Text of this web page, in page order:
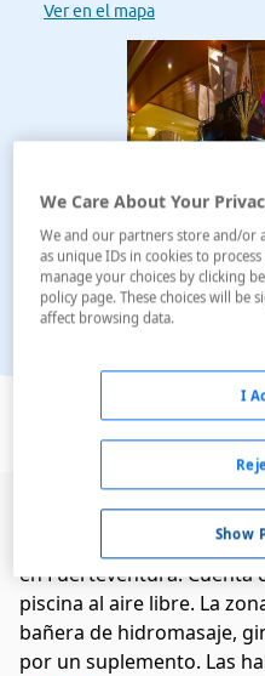
Ver en el mapa
Ver
El SBH Costa Calma
todo incluido, se
en Fuerteventura. Cuenta
piscina al aire libre. La
bañera de hidromasaje,
por un suplemento. Las
We Care About Your
We and our partners store and/or
as unique IDs in cookies to
manage your choices by clicking
policy page. These choices will
affect browsing data.
Show
I